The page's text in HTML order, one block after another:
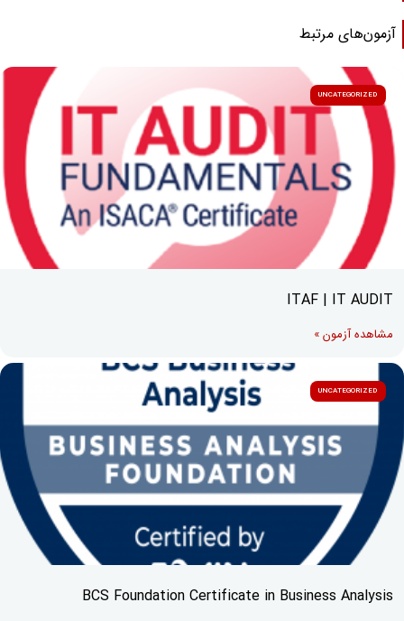
مرتبط
UNCATEGORIZED
ITAF | IT AUDIT
مشاهده آزمون »
UNCATEGORIZED
BCS Foundation Certificate in Business Analysis